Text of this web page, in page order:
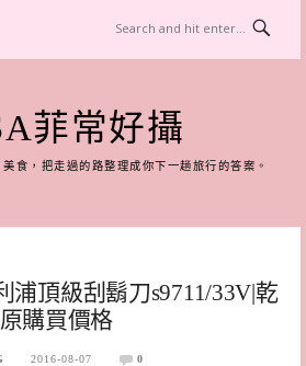
菲常好攝
食，把走過的路整理成你下一趟旅行的答案。
浦頂級刮鬍刀s9711/33V|乾
購買價格
2016-08-07 0